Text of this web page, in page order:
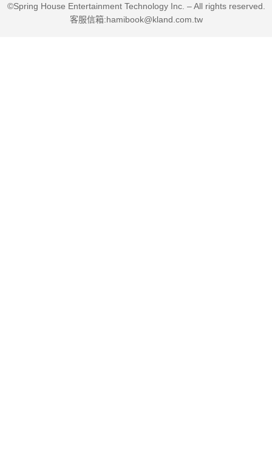
©Spring House Entertainment Technology Inc. – All rights reserved.
客服信箱:hamibook@kland.com.tw